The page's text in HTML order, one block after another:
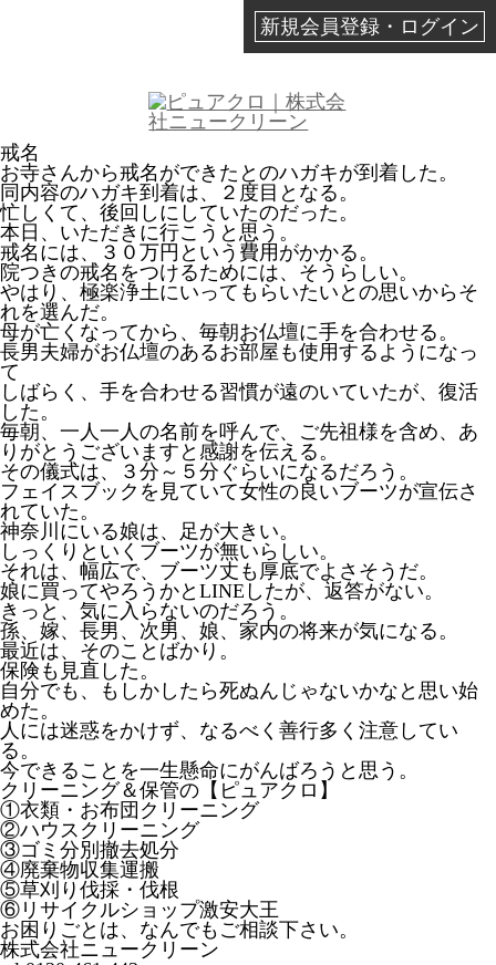
新規会員登録・ログイン
戒名
お寺さんから戒名ができたとのハガキが到着した。
同内容のハガキ到着は、２度目となる。
忙しくて、後回しにしていたのだった。
本日、いただきに行こうと思う。
戒名には、３０万円という費用がかかる。
院つきの戒名をつけるためには、そうらしい。
やはり、極楽浄土にいってもらいたいとの思いからそ
れを選んだ。
母が亡くなってから、毎朝お仏壇に手を合わせる。
長男夫婦がお仏壇のあるお部屋も使用するようになっ
て
しばらく、手を合わせる習慣が遠のいていたが、復活
した。
毎朝、一人一人の名前を呼んで、ご先祖様を含め、あ
りがとうございますと感謝を伝える。
その儀式は、３分～５分ぐらいになるだろう。
フェイスブックを見ていて女性の良いブーツが宣伝さ
れていた。
神奈川にいる娘は、足が大きい。
しっくりといくブーツが無いらしい。
それは、幅広で、ブーツ丈も厚底でよさそうだ。
娘に買ってやろうかとLINEしたが、返答がない。
きっと、気に入らないのだろう。
孫、嫁、長男、次男、娘、家内の将来が気になる。
最近は、そのことばかり。
保険も見直した。
自分でも、もしかしたら死ぬんじゃないかなと思い始
めた。
人には迷惑をかけず、なるべく善行多く注意してい
る。
今できることを一生懸命にがんばろうと思う。
クリーニング＆保管の【ピュアクロ】
①衣類・お布団クリーニング
②ハウスクリーニング
③ゴミ分別撤去処分
④廃棄物収集運搬
⑤草刈り伐採・伐根
⑥リサイクルショップ激安大王
お困りごとは、なんでもご相談下さい。
株式会社ニュークリーン